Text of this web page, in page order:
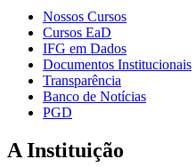
Nossos Cursos
Cursos EaD
IFG em Dados
Documentos Institucionais
Transparência
Banco de Notícias
PGD
A Instituição